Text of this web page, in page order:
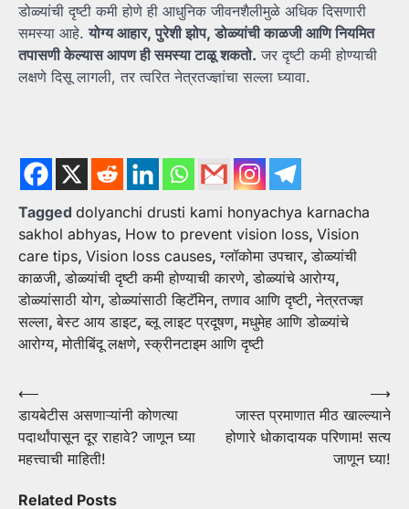
डोळ्यांची दृष्टी कमी होणे ही आधुनिक जीवनशैलीमुळे अधिक दिसणारी
समस्या आहे.योग्यआहार,पुरेशीझोप,डोळ्यांचीकाळजीआणिनियमित
तपासणीकेल्यासआपणहीसमस्याटाळूशकतो. जर दृष्टी कमी होण्याची
लक्षणे दिसू लागली, तर त्वरित नेत्रतज्ज्ञांचा सल्ला घ्यावा.
Tagged dolyanchi drusti kami honyachya karnacha
sakhol abhyas, How to prevent vision loss, Vision
care tips, Vision loss causes,ग्लॉकोमा उपचार,डोळ्यांची
काळजी,डोळ्यांची दृष्टी कमी होण्याची कारणे,डोळ्यांचे आरोग्य,
डोळ्यांसाठी योग,डोळ्यांसाठी व्हिटॅमिन,तणाव आणि दृष्टी,नेत्रतज्ज्ञ
सल्ला,बेस्ट आय डाइट,ब्लू लाइट प्रदूषण,मधुमेह आणि डोळ्यांचे
आरोग्य,मोतीबिंदू लक्षणे,स्क्रीनटाइम आणि दृष्टी
Post
navigation
⟵
डायबेटीस असणाऱ्यांनी कोणत्या
पदार्थांपासून दूर राहावे? जाणून घ्या
महत्त्वाची माहिती!
जास्त प्रमाणात मीठ खाल्ल्याने
होणारे धोकादायक परिणाम! सत्य
जाणून घ्या!
⟶
Related Posts